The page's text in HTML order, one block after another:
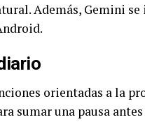
Además, Gemini
orientadas a la
sumar una pausa